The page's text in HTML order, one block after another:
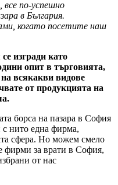
все по-успешно
в България.
когато посетите наш
изгради като
опит в търговията,
всякакви видове
от продукцията на
борса на пазара в София
с нито една фирма,
сфера. Но можем смело
фирми за врати в София,
от нас